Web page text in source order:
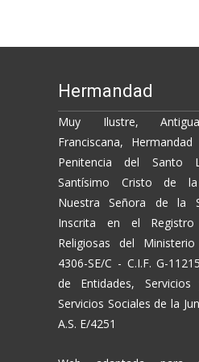
Hermandad
Muy Ilustre,
Franciscana,
Penitencia del Santo
Santísimo Cristo de
Nuestra Señora de la
Inscrita en el Registro
Religiosas del
4306-SE/C - C.I.F. G-
de Entidades,
Servicios Sociales de la
A.S. E/4251